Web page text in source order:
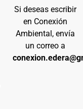
Si deseas escribir
en Conexión
Ambiental, envía
un correo a